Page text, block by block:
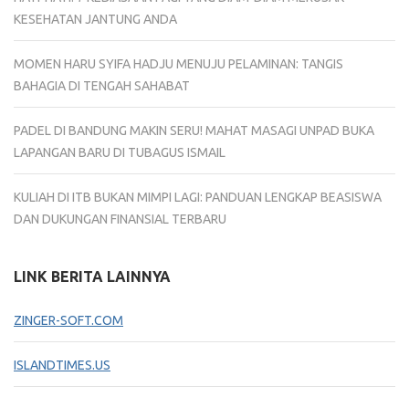
KESEHATAN JANTUNG ANDA
MOMEN HARU SYIFA HADJU MENUJU PELAMINAN: TANGIS
BAHAGIA DI TENGAH SAHABAT
PADEL DI BANDUNG MAKIN SERU! MAHAT MASAGI UNPAD BUKA
LAPANGAN BARU DI TUBAGUS ISMAIL
KULIAH DI ITB BUKAN MIMPI LAGI: PANDUAN LENGKAP BEASISWA
DAN DUKUNGAN FINANSIAL TERBARU
LINK BERITA LAINNYA
ZINGER-SOFT.COM
ISLANDTIMES.US